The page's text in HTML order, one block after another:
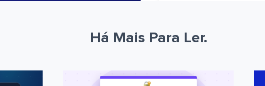
Há Mais Para Ler.